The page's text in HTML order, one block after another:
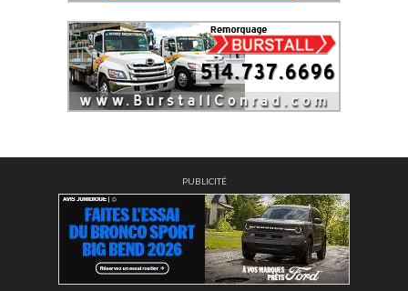
PUBLICITÉ